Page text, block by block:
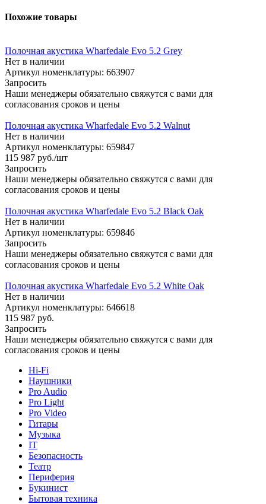
Похожие товары
Полочная акустика Wharfedale Evo 5.2 Grey
Нет в наличии
Артикул номенклатуры: 663907
Запросить
Наши менеджеры обязательно свяжутся с вами для
согласования сроков и цены
Полочная акустика Wharfedale Evo 5.2 Walnut
Нет в наличии
Артикул номенклатуры: 659847
115 987 руб./шт
Запросить
Наши менеджеры обязательно свяжутся с вами для
согласования сроков и цены
Полочная акустика Wharfedale Evo 5.2 Black Oak
Нет в наличии
Артикул номенклатуры: 659846
Запросить
Наши менеджеры обязательно свяжутся с вами для
согласования сроков и цены
Полочная акустика Wharfedale Evo 5.2 White Oak
Нет в наличии
Артикул номенклатуры: 646618
115 987 руб.
Запросить
Наши менеджеры обязательно свяжутся с вами для
согласования сроков и цены
Hi-Fi
Наушники
Pro Audio
Pro Light
Pro Video
Гитары
Музыка
IT
Безопасность
Театр
Периферия
Букинист
Бытовая техника